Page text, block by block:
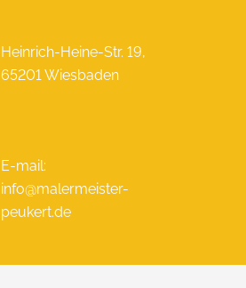
Heinrich-Heine-Str. 19,
65201 Wiesbaden
E-mail:
info@malermeister-
peukert.de